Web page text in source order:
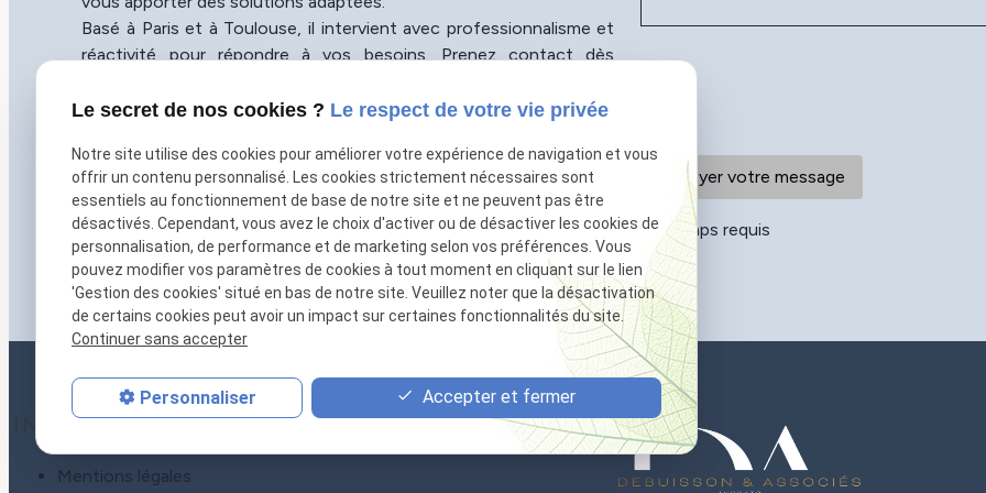
Basé à Paris et à Toulouse, il intervient avec professionnalisme et
réactivité pour répondre à vos besoins. Prenez contact dès
sérénité.
01 86 65 78 92
Horaires du cabinet
Du lundi au jeudi : 09h30-19h30
Le vendredi : 09h30-18h00
Sur rendez-vous
*Champs requis
INFORMATIONS
Mentions légales
Le secret de nos cookies ? Le respect de votre vie privée
Notre site utilise des cookies pour améliorer votre expérience de navigation et vous
offrir un contenu personnalisé. Les cookies strictement nécessaires sont
essentiels au fonctionnement de base de notre site et ne peuvent pas être
désactivés. Cependant, vous avez le choix d'activer ou de désactiver les cookies de
personnalisation, de performance et de marketing selon vos préférences. Vous
pouvez modifier vos paramètres de cookies à tout moment en cliquant sur le lien
'Gestion des cookies' situé en bas de notre site. Veuillez noter que la désactivation
de certains cookies peut avoir un impact sur certaines fonctionnalités du site.
Continuer sans accepter
Personnaliser Accepter et fermer